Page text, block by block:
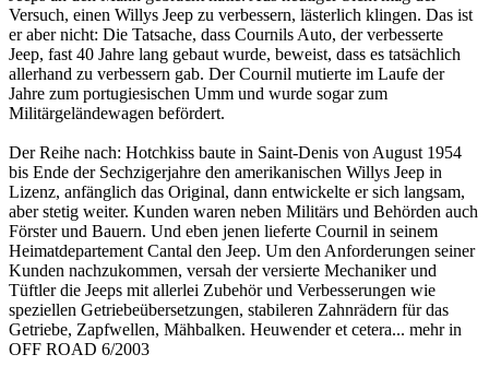
Versuch, einen Willys Jeep zu verbessern, lästerlich klingen. Das ist
er aber nicht: Die Tatsache, dass Cournils Auto, der verbesserte
Jeep, fast 40 Jahre lang gebaut wurde, beweist, dass es tatsächlich
allerhand zu verbessern gab. Der Cournil mutierte im Laufe der
Jahre zum portugiesischen Umm und wurde sogar zum
Militärgeländewagen befördert.
Der Reihe nach: Hotchkiss baute in Saint-Denis von August 1954
bis Ende der Sechzigerjahre den amerikanischen Willys Jeep in
Lizenz, anfänglich das Original, dann entwickelte er sich langsam,
aber stetig weiter. Kunden waren neben Militärs und Behörden auch
Förster und Bauern. Und eben jenen lieferte Cournil in seinem
Heimatdepartement Cantal den Jeep. Um den Anforderungen seiner
Kunden nachzukommen, versah der versierte Mechaniker und
Tüftler die Jeeps mit allerlei Zubehör und Verbesserungen wie
speziellen Getriebeübersetzungen, stabileren Zahnrädern für das
Getriebe, Zapfwellen, Mähbalken. Heuwender et cetera... mehr in
OFF ROAD 6/2003